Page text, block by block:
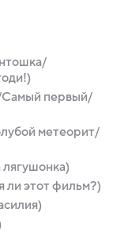
Самый первый/
метеорит/
лягушонка)
ли этот фильм?)